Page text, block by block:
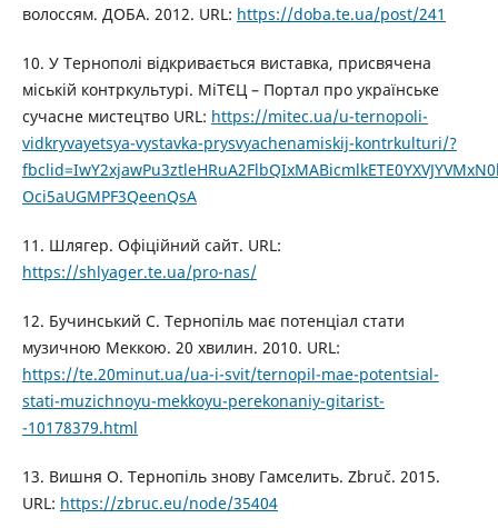
волоссям. ДОБА. 2012. URL: https://doba.te.ua/post/241
10. У Тернополі відкривається виставка, присвячена
міській контркультурі. МіТЄЦ – Портал про українське
сучасне мистецтво URL: https://mitec.ua/u-ternopoli-
vidkryvayetsya-vystavka-prysvyachenamiskij-kontrkulturi/?
Oci5aUGMPF3QeenQsA
11. Шлягер. Офіційний сайт. URL:
https://shlyager.te.ua/pro-nas/
12. Бучинський С. Тернопіль має потенціал стати
музичною Меккою. 20 хвилин. 2010. URL:
https://te.20minut.ua/ua-i-svit/ternopil-mae-potentsial-
stati-muzichnoyu-mekkoyu-perekonaniy-gitarist-
-10178379.html
13. Вишня О. Тернопіль знову Гамселить. Zbruč. 2015.
URL: https://zbruc.eu/node/35404